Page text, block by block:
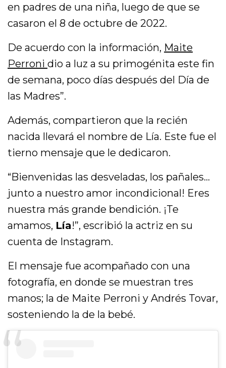
en padres de una niña, luego de que se
casaron el 8 de octubre de 2022.
De acuerdo con la información, Maite
Perronidio a luz a su primogénita este fin
de semana, poco días después del Día de
las Madres”.
Además, compartieron que la recién
nacida llevará el nombre de Lía. Este fue el
tierno mensaje que le dedicaron.
“Bienvenidas las desveladas, los pañales…
junto a nuestro amor incondicional! Eres
nuestra más grande bendición. ¡Te
amamos, Lía!”, escribió la actriz en su
cuenta de Instagram.
El mensaje fue acompañado con una
fotografía, en donde se muestran tres
manos; la de Maite Perroni y Andrés Tovar,
sosteniendo la de la bebé.